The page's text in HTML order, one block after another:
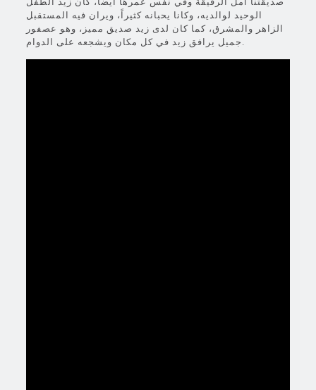
الوحيد لوالديه، وكانا يحبانه كثيراً، ويران فيه المستقبل
الزاهر والمشرق، كما كان لدى زيد صديق مميز، وهو عصفور
جميل يرافق زيد في كل مكان ويشجعه على الدوام.